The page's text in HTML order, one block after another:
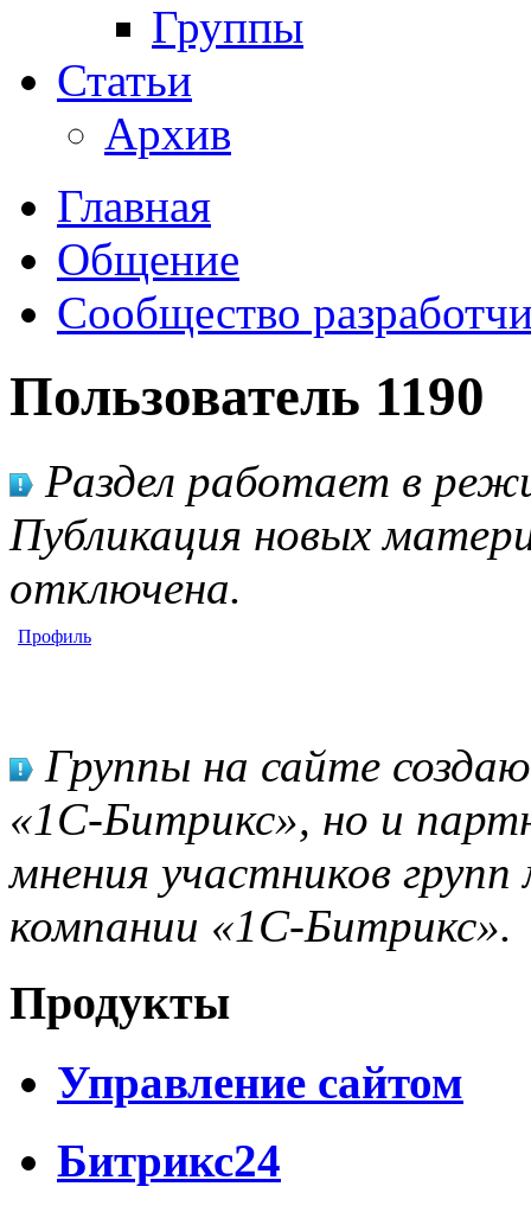
Группы
Статьи
Архив
Главная
Общение
Сообщество
Пользователь 1190
Раздел работает в
Публикация новых
отключена.
Профиль
Группы на сайте
«1С-Битрикс», но и
мнения участников
компании «1С-Битрикс».
Продукты
Управление сайтом
Битрикс24